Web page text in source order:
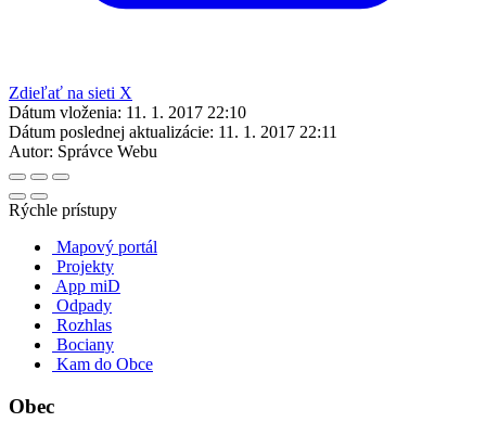
Zdieľať na sieti X
Dátum vloženia: 11. 1. 2017 22:10
Dátum poslednej aktualizácie: 11. 1. 2017 22:11
Autor: Správce Webu
Rýchle prístupy
Mapový portál
Projekty
App miD
Odpady
Rozhlas
Bociany
Kam do Obce
Obec